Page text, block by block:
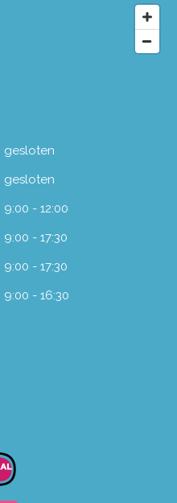
gesloten
gesloten
9:00 - 12:00
9:00 - 17:30
9:00 - 17:30
9:00 - 16:30